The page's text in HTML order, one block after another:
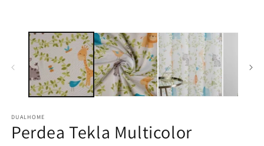
DUALHOME
Perdea Tekla Multicolor